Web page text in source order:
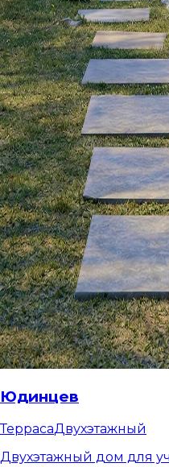
Юдинцев
ТеррасаДвухэтажный
Двухэтажный дом для